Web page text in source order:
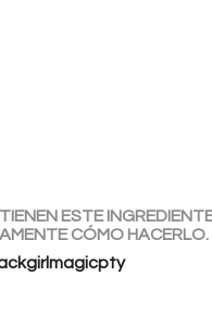
ESTE
CÓMO HACERLO.